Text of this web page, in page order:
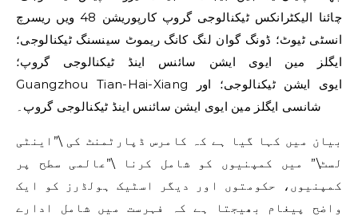
چائنا الیکٹرانکس ٹیکنالوجی گروپ کارپوریشن 48 ویں ریسرچ
انسٹی ٹیوٹ؛ ڈونگ گوان لنگ کانگ ریموٹ سینسنگ ٹیکنالوجی؛
ایگلز مین ایوی ایشن سائنس اینڈ ٹیکنالوجی گروپ؛
Guangzhou Tian-Hai-Xiang ایوی ایشن ٹیکنالوجی؛ اور
شانسی ایگلز مین ایوی ایشن سائنس اینڈ ٹیکنالوجی گروپ۔
بیان میں کہا گیا ہے کہ کامرس ڈپارٹمنٹ کی \”اینٹی
لسٹ\” میں کمپنیوں کو شامل کرنا \”عالمی سطح پر
کمپنیوں، حکومتوں اور دیگر اسٹیک ہولڈرز کو ایک
واضح پیغام بھیجتا ہے کہ فہرست میں شامل ادارے